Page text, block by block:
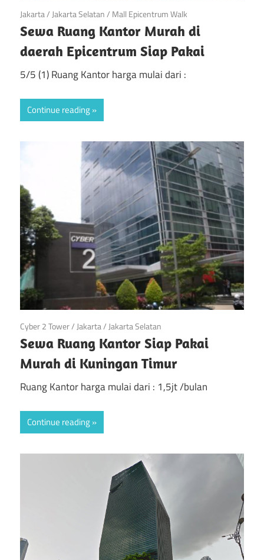
April 23, 2019
Jakarta/ Jakarta Selatan/ Mall Epicentrum Walk
Sewa Ruang Kantor Murah di
daerah Epicentrum Siap Pakai
5/5 (1) Ruang Kantor harga mulai dari :
Continue reading
April 21, 2019
Cyber 2 Tower/ Jakarta/ Jakarta Selatan
Sewa Ruang Kantor Siap Pakai
Murah di Kuningan Timur
Ruang Kantor harga mulai dari : 1,5jt /bulan
Continue reading